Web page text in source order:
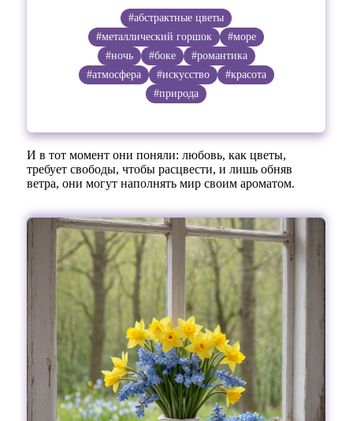
#абстрактные цветы
#металлический горшок
#море
#ночь
#боке
#романтика
#атмосфера
#искусство
#красота
#природа
И в тот момент они поняли: любовь, как цветы,
требует свободы, чтобы расцвести, и лишь обняв
ветра, они могут наполнять мир своим ароматом.